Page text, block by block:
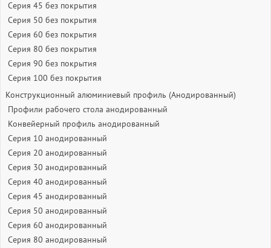
Серия 45 без покрытия
Серия 50 без покрытия
Серия 60 без покрытия
Серия 80 без покрытия
Серия 90 без покрытия
Серия 100 без покрытия
Конструкционный алюминиевый профиль (Анодированный)
Профили рабочего стола анодированный
Конвейерный профиль анодированный
Серия 10 анодированный
Серия 20 анодированный
Серия 30 анодированный
Серия 40 анодированный
Серия 45 анодированный
Серия 50 анодированный
Серия 60 анодированный
Серия 80 анодированный